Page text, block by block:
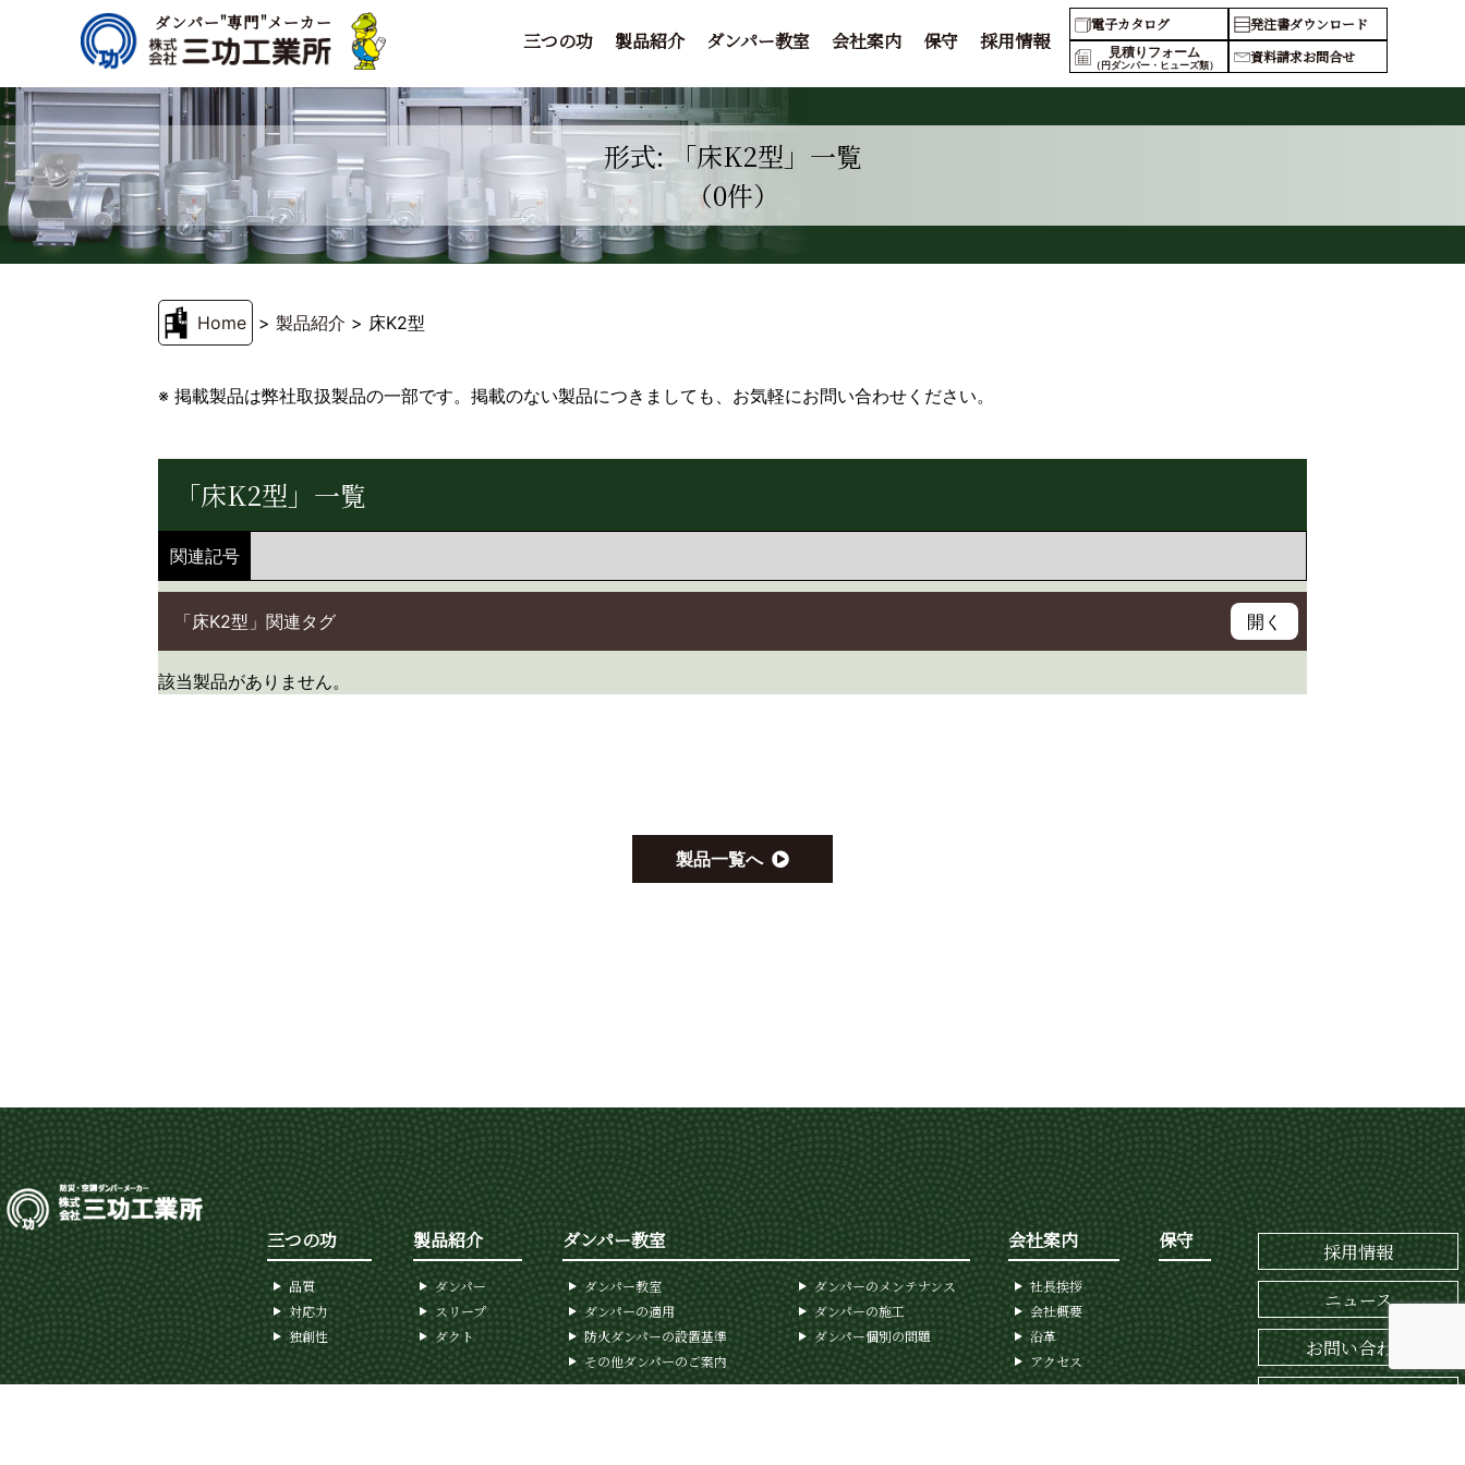
ダンパー"専門"メーカー
三つの功 製品紹介 ダンパー教室 会社案内 保守 採用情報
電子カタログ 発注書ダウンロード
見積りフォーム
（円ダンパー・ヒューズ類） 資料請求お問合せ
形式: 「床K2型」一覧
（0件）
Home > 製品紹介 > 床K2型
※ 掲載製品は弊社取扱製品の一部です。掲載のない製品につきましても、お気軽にお問い合わせください。
「床K2型」一覧
関連記号
「床K2型」関連タグ
該当製品がありません。
製品一覧へ
三つの功
品質
対応力
独創性
製品紹介
ダンパー
スリープ
ダクト
ダンパー教室
ダンパー教室
ダンパーの適用
防火ダンパーの設置基準
その他ダンパーのご案内
ダンパーのメンテナンス
ダンパーの施工
ダンパー個別の問題
会社案内
社長挨拶
会社概要
沿革
アクセス
保守
採用情報
ニュース
お問い合わせ